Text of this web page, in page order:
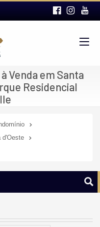
Venda em Santa
Residencial
d'Oeste